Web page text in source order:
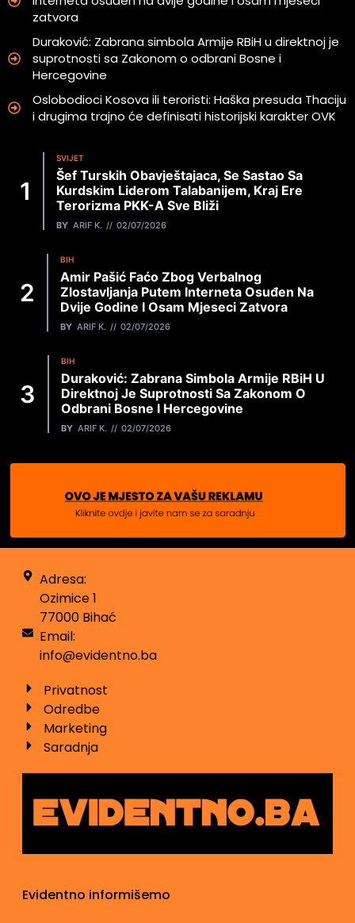
zatvora
Duraković: Zabrana simbola Armije RBiH u direktnoj je
suprotnosti sa Zakonom o odbrani Bosne i
Hercegovine
Oslobodioci Kosova ili teroristi: Haška presuda Thaciju
i drugima trajno će definisati historijski karakter OVK
SVIJET
Šef Turskih Obavještajaca, Se Sastao Sa
Kurdskim Liderom Talabanijem, Kraj Ere
Terorizma PKK-A Sve Bliži
BY ARIF K. 02/07/2026
BIH
Amir Pašić Faćo Zbog Verbalnog
Zlostavljanja Putem Interneta Osuđen Na
Dvije Godine I Osam Mjeseci Zatvora
BY ARIF K. 02/07/2026
BIH
Duraković: Zabrana Simbola Armije RBiH U
Direktnoj Je Suprotnosti Sa Zakonom O
Odbrani Bosne I Hercegovine
BY ARIF K. 02/07/2026
Adresa:
Ozimice 1
77000 Bihać
Email:
info@evidentno.ba
Privatnost
Odredbe
Marketing
Saradnja
Evidentno informišemo